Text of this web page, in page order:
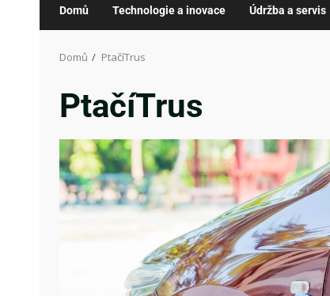
Domů Technologie a inovace Údržba a servis
Domů PtačíTrus
PtačíTrus